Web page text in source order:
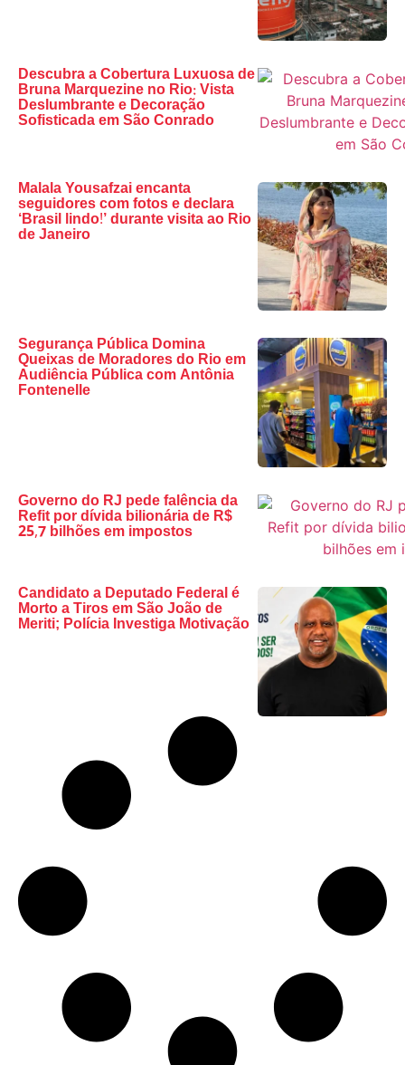
Descubra a Cobertura Luxuosa de
Bruna Marquezine no Rio: Vista
Deslumbrante e Decoração
Sofisticada em São Conrado
Malala Yousafzai encanta
seguidores com fotos e declara
‘Brasil lindo!’ durante visita ao Rio
de Janeiro
Segurança Pública Domina
Queixas de Moradores do Rio em
Audiência Pública com Antônia
Fontenelle
Governo do RJ pede falência da
Refit por dívida bilionária de R$
25,7 bilhões em impostos
Candidato a Deputado Federal é
Morto a Tiros em São João de
Meriti; Polícia Investiga Motivação